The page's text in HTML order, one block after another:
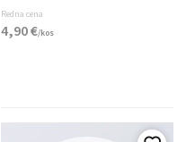
Redna cena
4,90€/kos